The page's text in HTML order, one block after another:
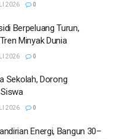
2026 0
Berpeluang Turun,
Minyak Dunia
2026 0
Sekolah, Dorong
2026 0
Energi, Bangun 30–